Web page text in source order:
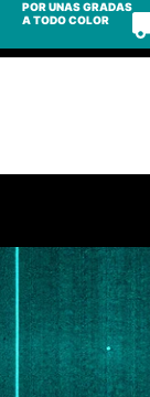
POR UNAS GRADAS
A TODO COLOR